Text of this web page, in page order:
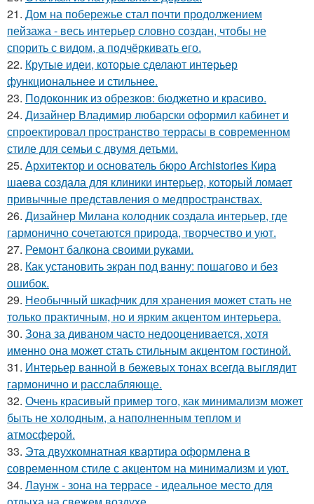
21. Дом на побережье стал почти продолжением
пейзажа - весь интерьер словно создан, чтобы не
спорить с видом, а подчёркивать его.
22. Крутые идеи, которые сделают интерьер
функциональнее и стильнее.
23. Подоконник из обрезков: бюджетно и красиво.
24. Дизайнер Владимир любарски оформил кабинет и
спроектировал пространство террасы в современном
стиле для семьи с двумя детьми.
25. Архитектор и основатель бюро Archistories Кира
шаева создала для клиники интерьер, который ломает
привычные представления о медпространствах.
26. Дизайнер Милана колодник создала интерьер, где
гармонично сочетаются природа, творчество и уют.
27. Ремонт балкона своими руками.
28. Как установить экран под ванну: пошагово и без
ошибок.
29. Необычный шкафчик для хранения может стать не
только практичным, но и ярким акцентом интерьера.
30. Зона за диваном часто недооценивается, хотя
именно она может стать стильным акцентом гостиной.
31. Интерьер ванной в бежевых тонах всегда выглядит
гармонично и расслабляюще.
32. Очень красивый пример того, как минимализм может
быть не холодным, а наполненным теплом и
атмосферой.
33. Эта двухкомнатная квартира оформлена в
современном стиле с акцентом на минимализм и уют.
34. Лаунж - зона на террасе - идеальное место для